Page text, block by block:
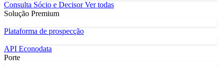
Consulta Sócio e DecisorVer todas
Solução Premium
Plataforma de prospecção
API Econodata
Porte